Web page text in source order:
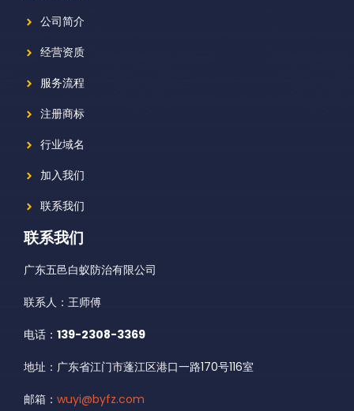
公司简介
经营资质
服务流程
注册商标
行业域名
加入我们
联系我们
联系我们
广东五邑白蚁防治有限公司
联系人：王师傅
电话： 139-2308-3369
地址：广东省江门市蓬江区港口一路170号116室
邮箱： wuyi@byfz.com